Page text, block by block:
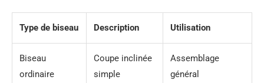
Type de biseau Description Utilisation
Biseau
ordinaire
Coupe inclinée
simple
Assemblage
général